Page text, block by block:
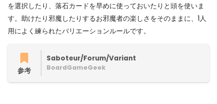
を選択したり、落石カードを早めに使っておいたりと頭を使いま
す。助けたり邪魔したりするお邪魔者の楽しさをそのままに、1人
用によく練られたバリエーションルールです。
参考
Saboteur/Forum/Variant
BoardGameGeek